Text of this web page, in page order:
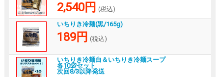
2,540円 (税込)
いちりき冷麺(黒/165g)
189円 (税込)
いちりき冷麺白＆いちりき冷麺スープ
各10袋セット
次回8/3以降発送